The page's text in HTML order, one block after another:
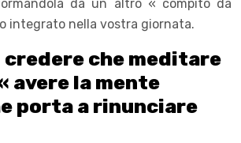
da un altro « compito da
integrato nella vostra giornata.
credere che meditare
avere la mente
porta a rinunciare